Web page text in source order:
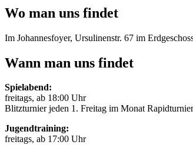
Wo man uns findet
Im Johannesfoyer, Ursulinenstr. 67 im
Wann man uns findet
Spielabend:
freitags, ab 18:00 Uhr
Blitzturnier jeden 1. Freitag im Monat
Jugendtraining:
freitags, ab 17:00 Uhr